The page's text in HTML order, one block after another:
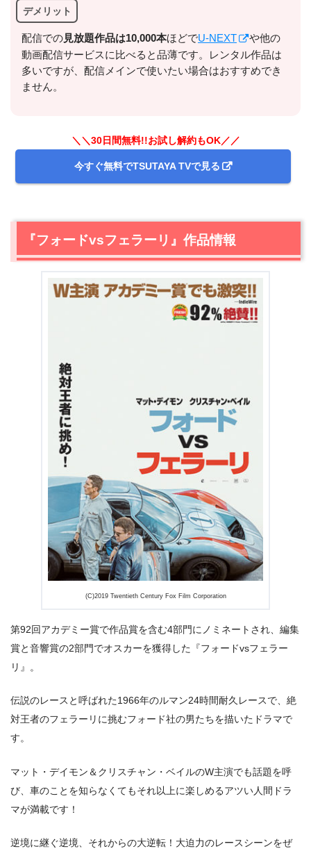
出典:U-NEXTヘルプセンター
＼＼31日間無料!!お試し解約もOK／／
今すぐ無料でU-NEXTで見る
出典:U-NEXT
デメリット
配信での⾒放題作品は10,000本ほどでU-NEXT
や他の
動画配信サービスに比べると品薄です。レンタル作品は
多いですが、配信メインで使いたい場合はおすすめでき
ません。
＼＼30日間無料!!お試し解約もOK／／
今すぐ無料でTSUTAYA TVで見る
『フォードvsフェラーリ』作品情報
(C)2019 Twentieth Century Fox Film Corporation
第92回アカデミー賞で作品賞を含む4部門にノミネートされ、編集
賞と音響賞の2部門でオスカーを獲得した『フォードvsフェラー
リ』。
伝説のレースと呼ばれた1966年のルマン24時間耐久レースで、絶
対王者のフェラーリに挑むフォード社の男たちを描いたドラマで
す。
マット・デイモン＆クリスチャン・ベイルのW主演でも話題を呼
び、車のことを知らなくてもそれ以上に楽しめるアツい人間ドラ
マが満載です！
逆境に継ぐ逆境、それからの大逆転！大迫力のレースシーンをぜ